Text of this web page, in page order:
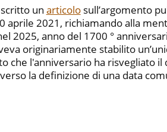
un articolosull’argomento
aprile 2021, richiamando alla
2025, anno del 1700 °
originariamente stabilito
che l'anniversario ha risvegliato il
la definizione di una data